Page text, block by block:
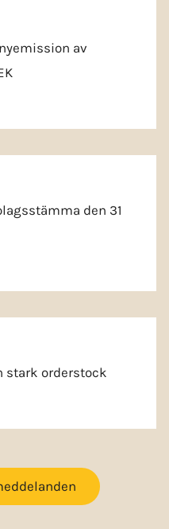
av
den 31
stark orderstock